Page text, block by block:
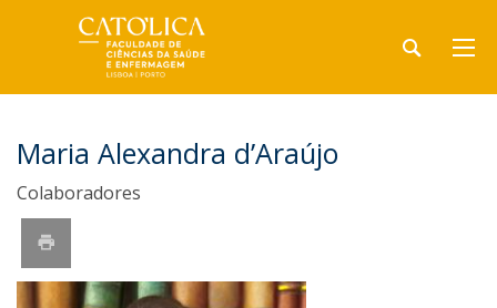
​Maria Alexandra d’Araújo
Colaboradores